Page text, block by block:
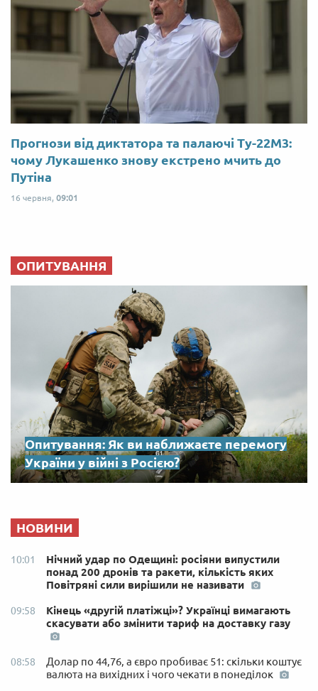
Прогнози від диктатора та палаючі Ту-22М3:
чому Лукашенко знову екстрено мчить до
Путіна
16 червня, 09:01
ОПИТУВАННЯ
Опитування: Як ви наближаєте перемогу
України у війні з Росією?
НОВИНИ
10:01
Нічний удар по Одещині: росіяни випустили
понад 200 дронів та ракети, кількість яких
Повітряні сили вирішили не називати
09:58
Кінець «другій платіжці»? Українці вимагають
скасувати або змінити тариф на доставку газу
08:58
Долар по 44,76, а євро пробиває 51: скільки коштує
валюта на вихідних і чого чекати в понеділок